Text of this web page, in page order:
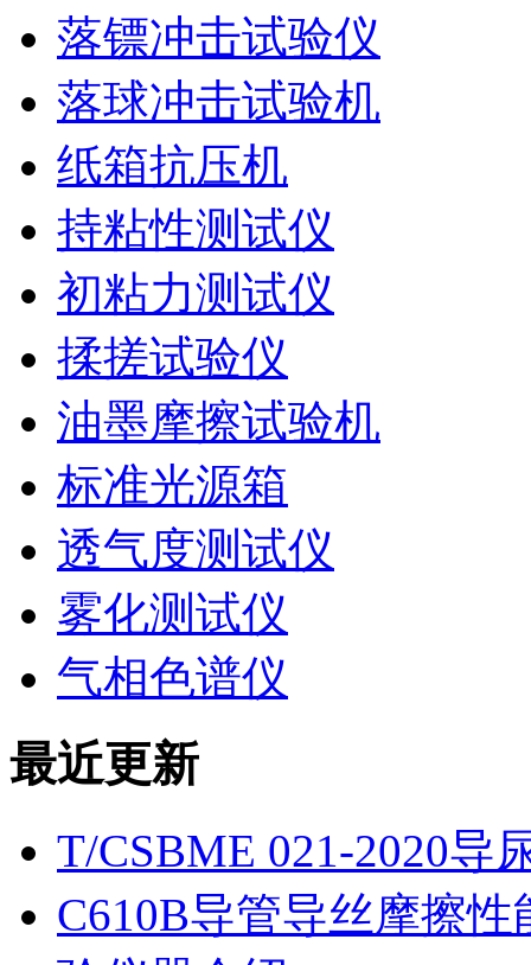
落镖冲击试验仪
落球冲击试验机
纸箱抗压机
持粘性测试仪
初粘力测试仪
揉搓试验仪
油墨摩擦试验机
标准光源箱
透气度测试仪
雾化测试仪
气相色谱仪
最近更新
T/CSBME 021-2020导
C610B导管导丝摩擦